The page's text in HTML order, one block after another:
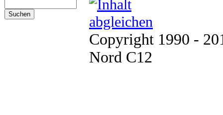
Copyright 1990 -
Nord C12